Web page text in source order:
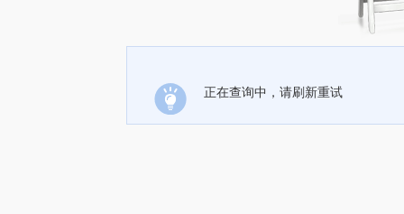
正在查询中，请刷新重试